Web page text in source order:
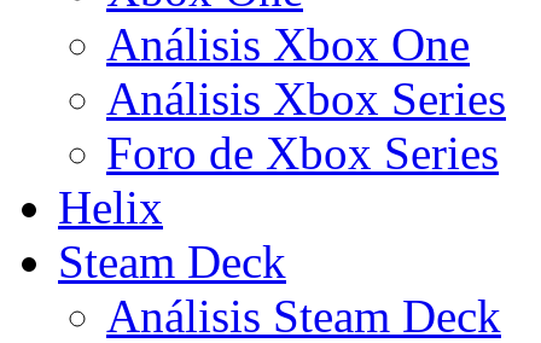
Análisis Xbox One
Análisis Xbox Series
Foro de Xbox Series
Helix
Steam Deck
Análisis Steam Deck